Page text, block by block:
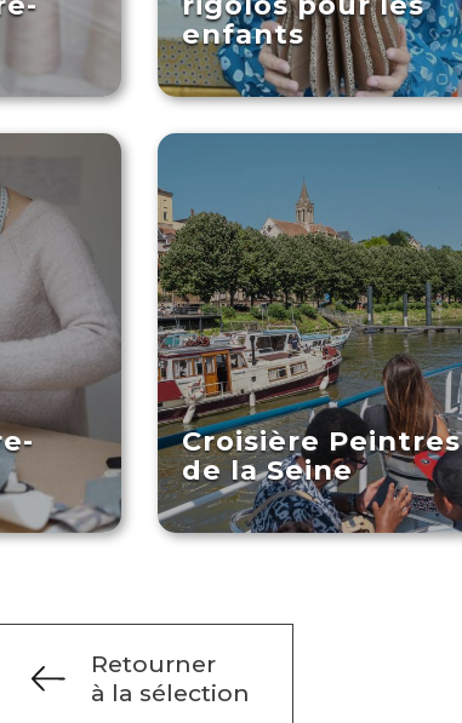
enfants
Croisière Peintres
de la Seine
Retourner
à la sélection